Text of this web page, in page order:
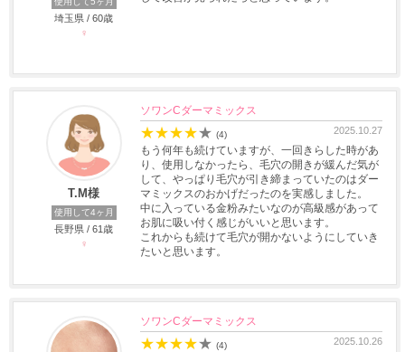
埼玉県 / 60歳
♀
T.M様
使用して4ヶ月
長野県 / 61歳
♀
ソワンCダーマミックス
★★★★★ (4) 2025.10.27
もう何年も続けていますが、一回きらした時があ
り、使用しなかったら、毛穴の開きが緩んだ気が
して、やっぱり毛穴が引き締まっていたのはダー
マミックスのおかげだったのを実感しました。
中に入っている金粉みたいなのが高級感があって
お肌に吸い付く感じがいいと思います。
これからも続けて毛穴が開かないようにしていき
たいと思います。
ソワンCダーマミックス
★★★★★ (4) 2025.10.26